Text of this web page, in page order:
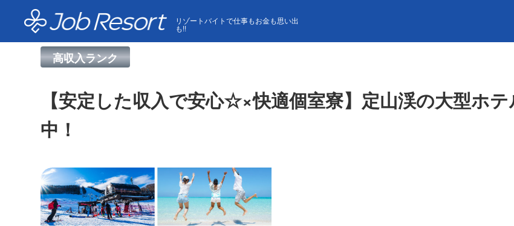
リゾートバイトで仕事もお金も思い出
も!!
HOME 求人一覧
高収入ランク
【安定した収入で安心☆×快適個室寮】定山渓の大型ホ
中！